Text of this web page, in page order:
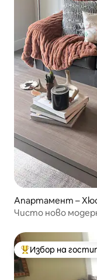
Апартамент –
Чисто ново
Най-популярен
Избор на